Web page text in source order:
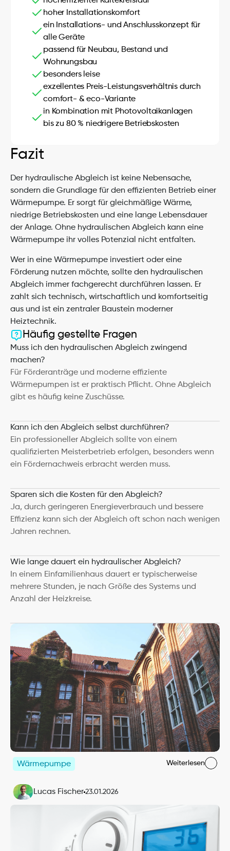
hoher Installationskomfort
ein Installations- und Anschlusskonzept für
alle Geräte
passend für Neubau, Bestand und
Wohnungsbau
besonders leise
exzellentes Preis-Leistungsverhältnis durch
comfort- & eco-Variante
in Kombination mit Photovoltaikanlagen
bis zu 80 % niedrigere Betriebskosten
Fazit
Der hydraulische Abgleich ist keine Nebensache,
sondern die Grundlage für den effizienten Betrieb einer
Wärmepumpe. Er sorgt für gleichmäßige Wärme,
niedrige Betriebskosten und eine lange Lebensdauer
der Anlage. Ohne hydraulischen Abgleich kann eine
Wärmepumpe ihr volles Potenzial nicht entfalten.
Wer in eine Wärmepumpe investiert oder eine
Förderung nutzen möchte, sollte den hydraulischen
Abgleich immer fachgerecht durchführen lassen. Er
zahlt sich technisch, wirtschaftlich und komfortseitig
aus und ist ein zentraler Baustein moderner
Heiztechnik.
Häufig gestellte Fragen
Muss ich den hydraulischen Abgleich zwingend
machen?
Für Förderanträge und moderne effiziente
Wärmepumpen ist er praktisch Pflicht. Ohne Abgleich
gibt es häufig keine Zuschüsse.
Kann ich den Abgleich selbst durchführen?
Ein professioneller Abgleich sollte von einem
qualifizierten Meisterbetrieb erfolgen, besonders wenn
ein Fördernachweis erbracht werden muss.
Sparen sich die Kosten für den Abgleich?
Ja, durch geringeren Energieverbrauch und bessere
Effizienz kann sich der Abgleich oft schon nach wenigen
Jahren rechnen.
Wie lange dauert ein hydraulischer Abgleich?
In einem Einfamilienhaus dauert er typischerweise
mehrere Stunden, je nach Größe des Systems und
Anzahl der Heizkreise.
Wärmepumpe Weiterlesen
Lucas Fischer 23.01.2026